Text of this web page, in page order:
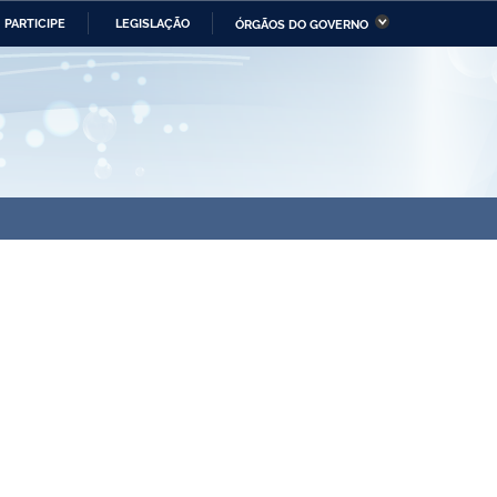
PARTICIPE LEGISLAÇÃO ÓRGÃOS DO GOVERNO
da Economia Ministério da Infraestrutura